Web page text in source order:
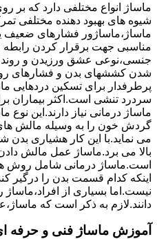
ماساژ انواع مختلفی دارد که
شیوه های بهبود دهنده مختلفی
ماساژ،ماساژور فشارهای ضعیف
مناسبی جهت برقرار کردن
جنسی،نوعی عشق ورزیدن و
شدن کششهای بدن و فشارهای
پرطرفدار برای تسکین دردهایی
سردرد تنشی است.اکثر بیماران
ماساژ درمانی نیاز دارند.این
گردش خون را به وسیله مالش
می نماید.با این کار هشیاری بدن
بالا می برد.ماساژ عمل مالش
است.ماساژ درمانی شامل روش
اینکه کدام قسمت بدن را درگیر
نیست.اما بسیاری از
دانند.لازم به ذکر است که
آموزش ماساژ فنی و